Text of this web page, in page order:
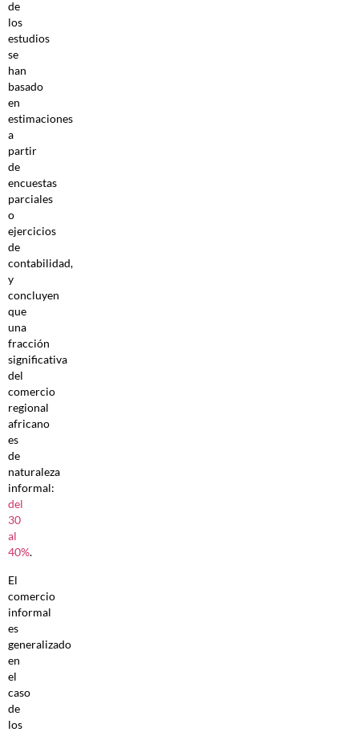
de
los
estudios
se
han
basado
en
estimaciones
a
partir
de
encuestas
parciales
o
ejercicios
de
contabilidad,
y
concluyen
que
una
fracción
significativa
del
comercio
regional
africano
es
de
naturaleza
informal:
del
30
al
40%.
El
comercio
informal
es
generalizado
en
el
caso
de
los